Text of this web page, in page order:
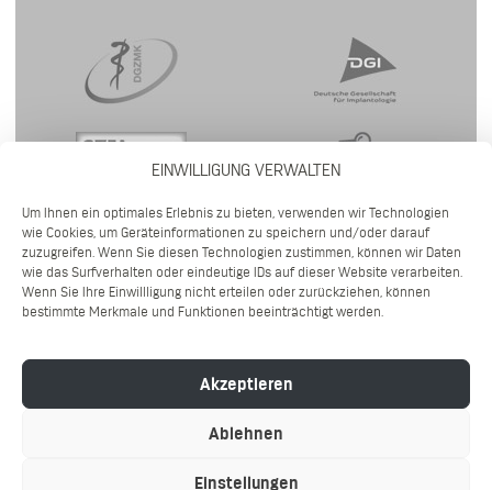
EINWILLIGUNG VERWALTEN
Um Ihnen ein optimales Erlebnis zu bieten, verwenden wir Technologien
wie Cookies, um Geräteinformationen zu speichern und/oder darauf
zuzugreifen. Wenn Sie diesen Technologien zustimmen, können wir Daten
wie das Surfverhalten oder eindeutige IDs auf dieser Website verarbeiten.
Wenn Sie Ihre Einwillligung nicht erteilen oder zurückziehen, können
bestimmte Merkmale und Funktionen beeinträchtigt werden.
Akzeptieren
Ablehnen
Einstellungen
©2026 DR. WENNINGER IMPLANTOLOGIE | GÖRRESSTRASSE 39 | 80798 M
ÜNCHEN | TEL (089) 954 10 900 | IMPRESSUM